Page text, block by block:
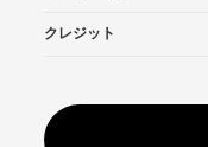
クレジット